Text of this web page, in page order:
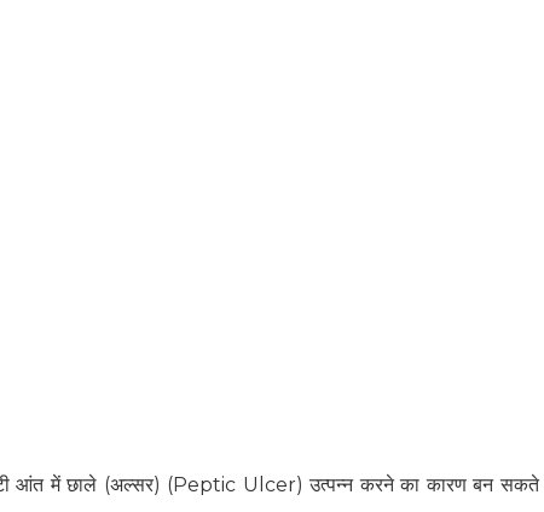
आंत में छाले (अल्सर) (Peptic Ulcer) उत्पन्न करने का कारण बन